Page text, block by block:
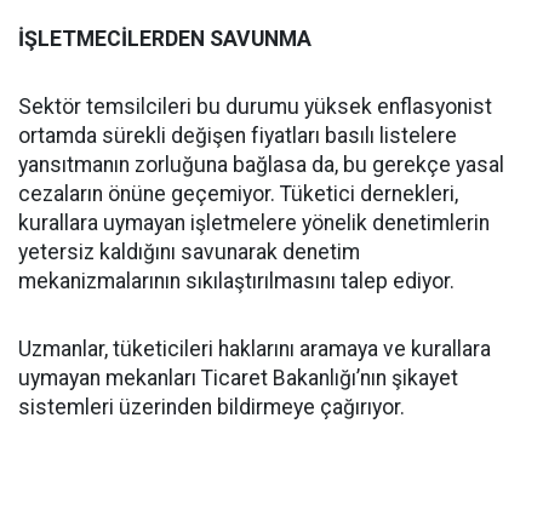
İŞLETMECİLERDEN SAVUNMA
Sektör temsilcileri bu durumu yüksek enflasyonist
ortamda sürekli değişen fiyatları basılı listelere
yansıtmanın zorluğuna bağlasa da, bu gerekçe yasal
cezaların önüne geçemiyor. Tüketici dernekleri,
kurallara uymayan işletmelere yönelik denetimlerin
yetersiz kaldığını savunarak denetim
mekanizmalarının sıkılaştırılmasını talep ediyor.
Uzmanlar, tüketicileri haklarını aramaya ve kurallara
uymayan mekanları Ticaret Bakanlığı’nın şikayet
sistemleri üzerinden bildirmeye çağırıyor.